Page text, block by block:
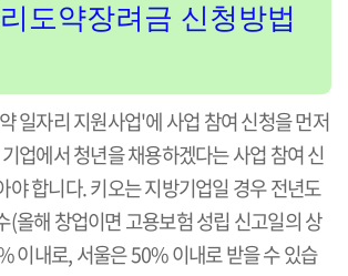
도약장려금 신청방법
일자리 지원사업'에 사업 참여 신청을 먼저
업에서 청년을 채용하겠다는 사업 참여 신
야 합니다. 키오는 지방기업일 경우 전년도
(올해 창업이면 고용보험 성립 신고일의 상
이내로, 서울은 50% 이내로 받을 수 있습